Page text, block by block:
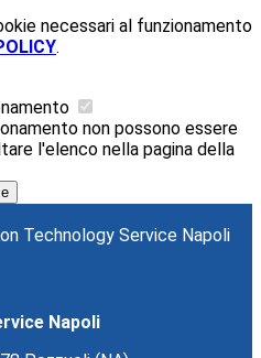
necessari al funzionamento
.
non possono essere
l'elenco nella pagina della
Technology Service Napoli
Napoli